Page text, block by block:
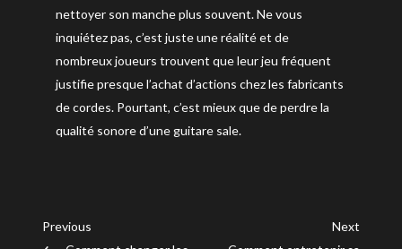
nettoyer son manche plus souvent. Ne vous
inquiétez pas, c’est juste une réalité et de
nombreux joueurs trouvent que leur jeu fréquent
justifie presque l’achat d’actions chez les fabricants
de cordes. Pourtant, c’est mieux que de perdre la
qualité sonore d’une guitare sale.
Navigation
Previous
Previous
Next
Next